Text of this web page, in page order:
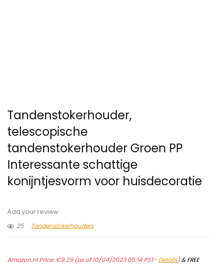
Tandenstokerhouder,
telescopische
tandenstokerhouder Groen PP
Interessante schattige
konijntjesvorm voor huisdecoratie
Add your review
25
Tandenstokerhouders
Amazon.nl Price:€9.29(as of 10/04/2023 05:14 PST- Details)&FREE